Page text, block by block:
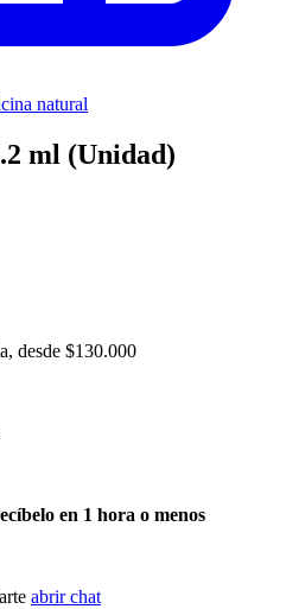
natural
ml (Unidad)
desde $130.000
en 1 hora o menos
abrir chat